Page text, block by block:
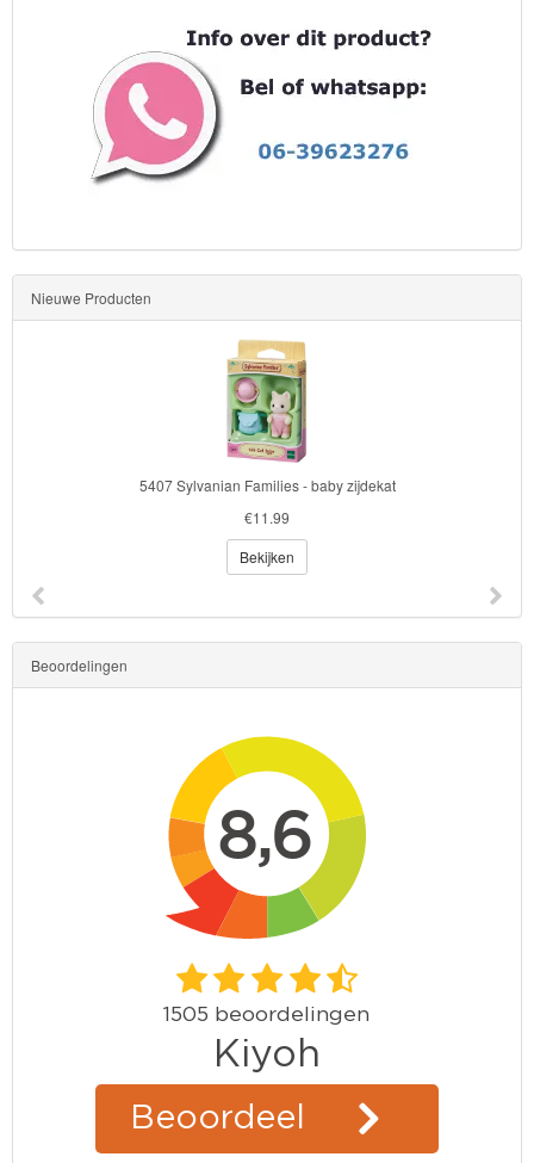
Nieuwe Producten
5407 Sylvanian Families - baby zijdekat
€11.99
Bekijken
Beoordelingen